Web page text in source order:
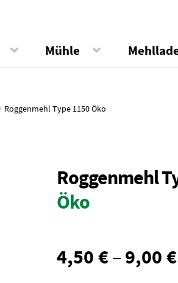
Mühle
Roggenmehl Type 1150 Öko
Roggenmehl
Öko
4,50€– 9,00€